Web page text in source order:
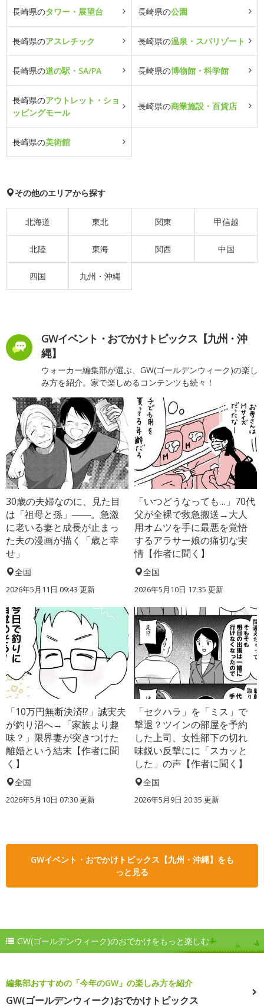
長崎県のタワー・展望台 長崎県の公園
長崎県のアスレチック 長崎県の温泉・スパリゾート
長崎県の道の駅・SA/PA 長崎県の博物館・科学館
長崎県のアウトレット・ショ
ッピングモール
長崎県の商業施設・百貨店
長崎県の美術館
その他のエリアから探す
北海道 東北 関東 甲信越
北陸 東海 関西 中国
四国 九州・沖縄
GWイベント・おでかけトピックス【九州・沖
縄】
ウォーカー編集部が選ぶ、GW(ゴールデンウィーク)の楽し
み方を紹介。家で楽しめるコンテンツも続々！
30歳の夫婦なのに、見た目
は「祖母と孫」――。急激
に老いる妻と成長が止まっ
た夫の漫画が描く「歳と幸
せ」
全国
2026年5月11日 09:43 更新
「いつどうなっても…」70代
父が全裸で救急搬送→大人
用オムツを手に最悪を覚悟
するアラサー娘の痛切な実
情【作者に聞く】
全国
2026年5月10日 17:35 更新
「10万円無断決済!?」誠実夫
が釣り沼へ→「家族より趣
味？」限界妻が突きつけた
離婚という結末【作者に聞
く】
全国
2026年5月10日 07:30 更新
「セクハラ」を「ミス」で
撃退？ツインの部屋を予約
した上司、女性部下の切れ
味鋭い反撃にに「スカッと
した」の声【作者に聞く】
全国
2026年5月9日 20:35 更新
GWイベント・おでかけトピックス【九州・沖縄】をも
っと見る
GW(ゴールデンウィーク)のおでかけをもっと楽しむ
編集部おすすめの「今年のGW」の楽しみ方を紹介
GW(ゴールデンウィーク)おでかけトピックス